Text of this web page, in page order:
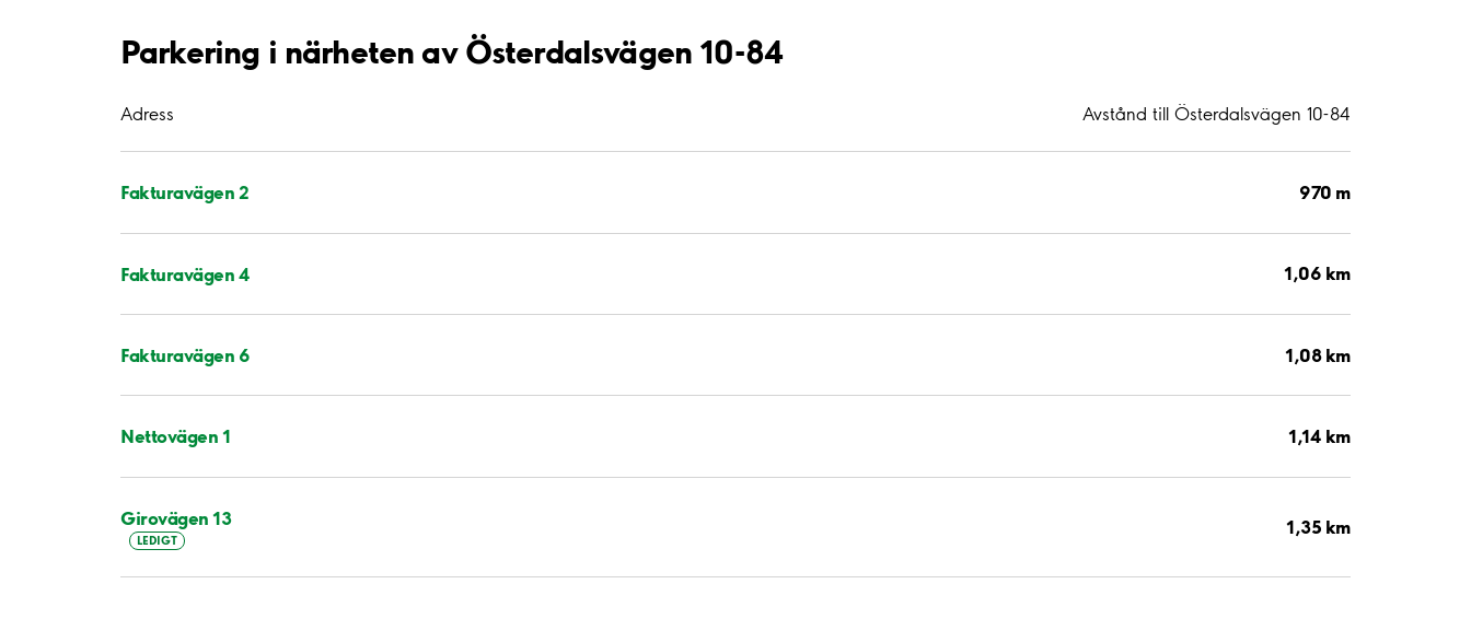
Parkering i närheten av Österdalsvägen 10-84
Adress Avstånd till Österdalsvägen 10-84
Fakturavägen 2 970 m
Fakturavägen 4 1,06 km
Fakturavägen 6 1,08 km
Nettovägen 1 1,14 km
Girovägen 13
LEDIGT
1,35 km